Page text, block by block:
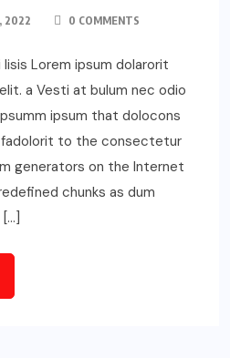
2022 0 COMMENTS
Lorem ipsum dolarorit
a Vesti at bulum nec odio
ipsum that dolocons
fadolorit to the consectetur
generators on the Internet
chunks as dum